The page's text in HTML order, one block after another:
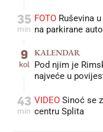
35
min
FOTO Ruševina
na parkirane
9
kol
KALENDAR
Pod njim je
najveće u
43
min
VIDEO Sinoć se
centru Splita